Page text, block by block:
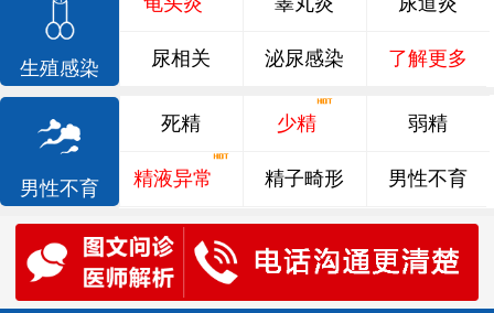
生殖感染 尿相关 泌尿感染 了解更多
男性不育
死精 少精 弱精
精液异常 精子畸形 男性不育